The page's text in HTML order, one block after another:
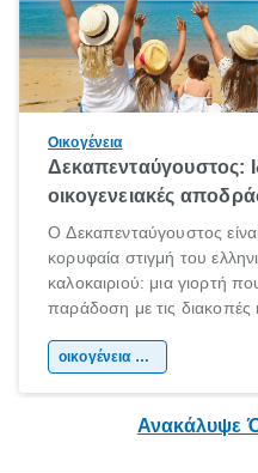
Οικογένεια
Δεκαπενταύγουστος:
οικογενειακές
Ο Δεκαπενταύγουστος
κορυφαία στιγμή του
καλοκαιριού: μια γιορτή
παράδοση με τις διακοπές
χώρας. Είτε πρόκειται για
οικογένεια & παιδί
Ανακάλυψε